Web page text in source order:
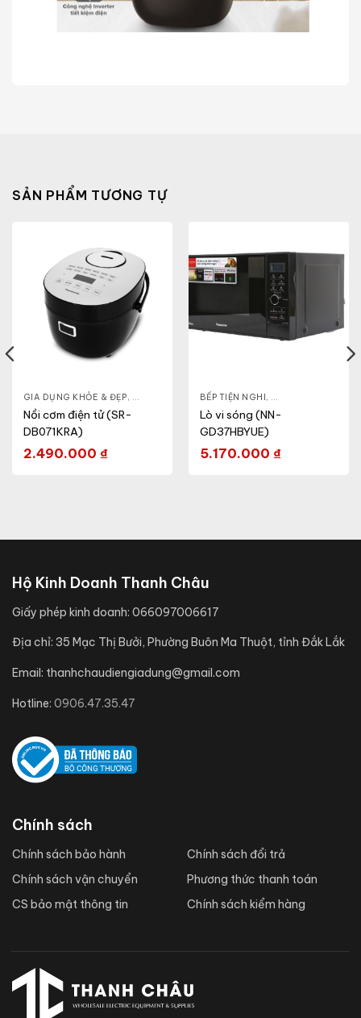
SẢN PHẨM TƯƠNG TỰ
GIA DỤNG KHỎE & ĐẸP, NỒI - ẤM - CA - BÌNH ,NỒI CƠM ĐIỆN
Nồi cơm điện tử (SR-
DB071KRA)
2.490.000 ₫
BẾP TIỆN NGHI, GIA DỤNG KHỎE &
Lò vi sóng (NN-
GD37HBYUE)
5.170.000 ₫
,LÒ VI SÓNG
Hộ Kinh Doanh Thanh Châu
Giấy phép kinh doanh: 066097006617
Địa chỉ: 35 Mạc Thị Bưởi, Phường Buôn Ma Thuột, tỉnh Đắk Lắk
Email: thanhchaudiengiadung@gmail.com
Hotline: 0906.47.35.47
Chính sách
Chính sách bảo hành
Chính sách vận chuyển
CS bảo mật thông tin
Chính sách đổi trả
Phương thức thanh toán
Chính sách kiểm hàng